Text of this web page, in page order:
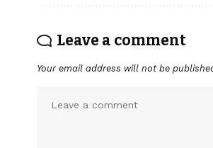
Leave a comment
Your email address will not be